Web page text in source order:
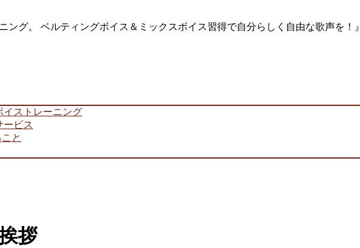
ング。 ベルティングボイス＆ミックスボイス習得で自分らしく自由な歌声を！』
イストレーニング
ービス
と
拶